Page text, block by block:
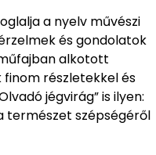
a nyelv művészi
és gondolatok
alkotott
részletekkel és
jégvirág” is ilyen:
természet szépségéről